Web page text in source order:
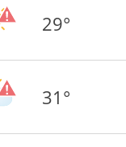
29°
31°